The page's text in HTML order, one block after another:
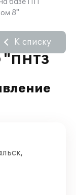
базе ПП
8"
"ПНТЗ
К списку